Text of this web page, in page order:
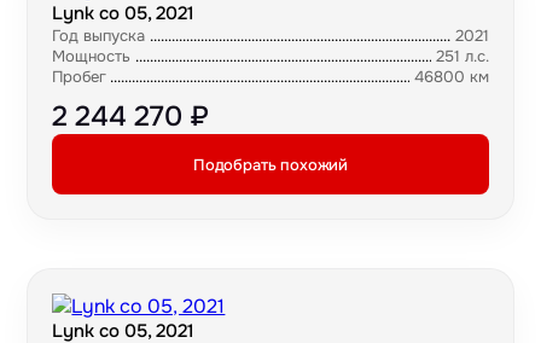
Lynk co 05, 2021
Год выпуска
2021
Мощность
251 л.с.
Пробег
46800 км
2 244 270 ₽
Подобрать похожий
Lynk co 05, 2021